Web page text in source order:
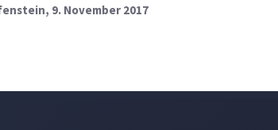
, 9. November 2017